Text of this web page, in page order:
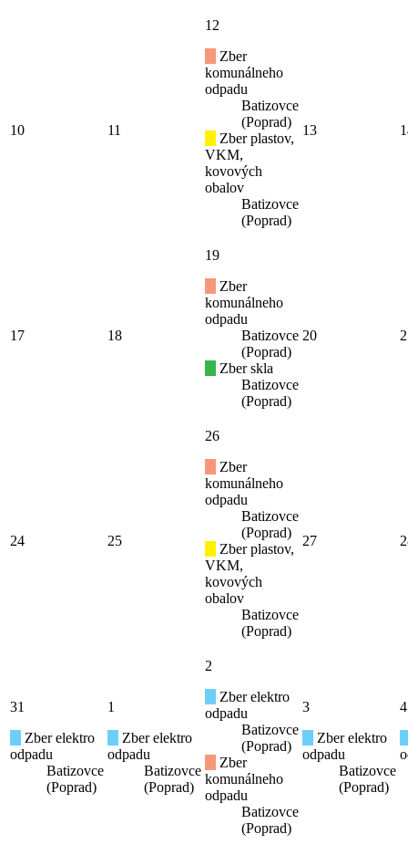
10 11
12
Zber
komunálneho
odpadu
Batizovce
(Poprad)
Zber plastov,
VKM,
kovových
obalov
Batizovce
(Poprad)
13
17 18
19
Zber
komunálneho
odpadu
Batizovce
(Poprad)
Zber skla
Batizovce
(Poprad)
20
24 25
26
Zber
komunálneho
odpadu
Batizovce
(Poprad)
Zber plastov,
VKM,
kovových
obalov
Batizovce
(Poprad)
27
31
Zber elektro
odpadu
Batizovce
(Poprad)
1
Zber elektro
odpadu
Batizovce
(Poprad)
2
Zber elektro
odpadu
Batizovce
(Poprad)
Zber
komunálneho
odpadu
Batizovce
(Poprad)
3
Zber elektro
odpadu
Batizovce
(Poprad)
4